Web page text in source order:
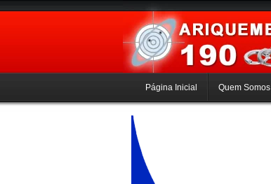
Página Inicial Quem Somos